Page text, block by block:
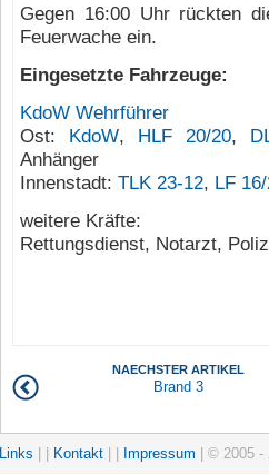
Gegen 16:00 Uhr rückten
Feuerwache ein.
Eingesetzte Fahrzeuge:
KdoW Wehrführer
Ost: KdoW, HLF 20/20,
Anhänger
Innenstadt: TLK 23-12, LF
weitere Kräfte:
Rettungsdienst, Notarzt,
NAECHSTER ARTIKEL
Brand 3
Links Kontakt Impressum | © 2005 -